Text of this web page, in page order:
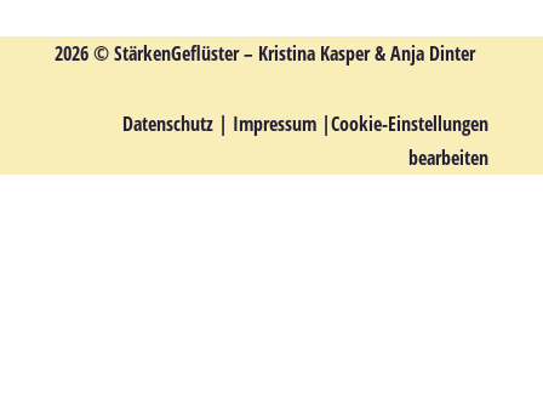
2026 © StärkenGeflüster – Kristina Kasper & Anja Dinter
Datenschutz | Impressum |Cookie-Einstellungen
bearbeiten